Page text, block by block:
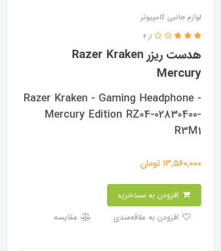
لوازم جانبی کامپیوتر
هدست ریزر Razer Kraken
Mercury
از 4
Razer Kraken - Gaming Headphone -
Mercury Edition RZ04-02830400-
R3M1
13,560,000تومان
مقایسه